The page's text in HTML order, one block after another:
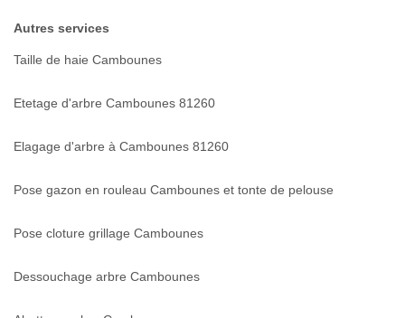
Autres services
Taille de haie Cambounes
Etetage d'arbre Cambounes 81260
Elagage d'arbre à Cambounes 81260
Pose gazon en rouleau Cambounes et tonte de pelouse
Pose cloture grillage Cambounes
Dessouchage arbre Cambounes